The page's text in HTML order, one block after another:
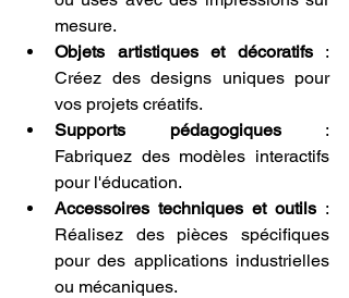
mesure.
Objets artistiques et décoratifs :
Créez des designs uniques pour
vos projets créatifs.
Supports pédagogiques :
Fabriquez des modèles interactifs
pour l'éducation.
Accessoires techniques et outils :
Réalisez des pièces spécifiques
pour des applications industrielles
ou mécaniques.